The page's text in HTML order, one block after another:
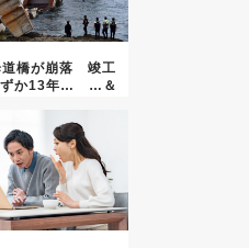
道橋が崩落 竣工
ずか13年… …＆